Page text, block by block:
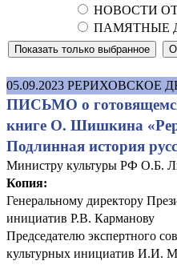
НОВОСТИ
ПАМЯТНЫЕ
05.09.2023 РЕРИХОВСКОЕ
ПИСЬМО о
книге О. Шишкина
Подлинная история
Министру культуры РФ О.Б.
Копия:
Генеральному директору
инициатив Р.В. Карманову
Председателю экспертного
культурных инициатив И.И.